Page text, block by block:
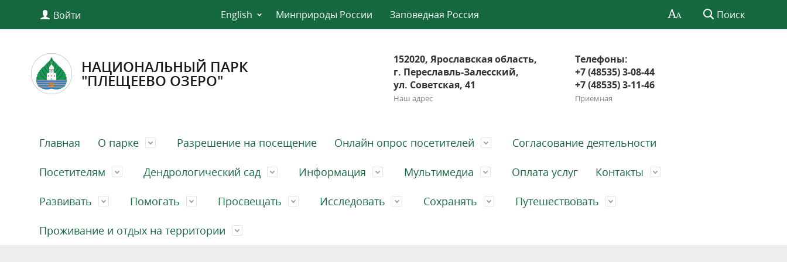
Войти English Минприроды России Заповедная Россия Поиск
НАЦИОНАЛЬНЫЙ ПАРК
"ПЛЕЩЕЕВО ОЗЕРО"
152020, Ярославская область,
г. Переславль-Залесский,
ул. Советская, 41
Наш адрес
Телефоны:
+7 (48535) 3-08-44
+7 (48535) 3-11-46
Приемная
Главная О парке Разрешение на посещение Онлайн опрос посетителей Согласование деятельности
Посетителям Дендрологический сад Информация Мультимедиа Оплата услуг Контакты
Развивать Помогать Просвещать Исследовать Сохранять Путешествовать
Проживание и отдых на территории